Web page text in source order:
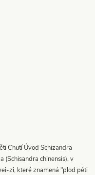
Chutí Úvod Schizandra
(Schisandra chinensis), v
zi, které znamená "plod pěti